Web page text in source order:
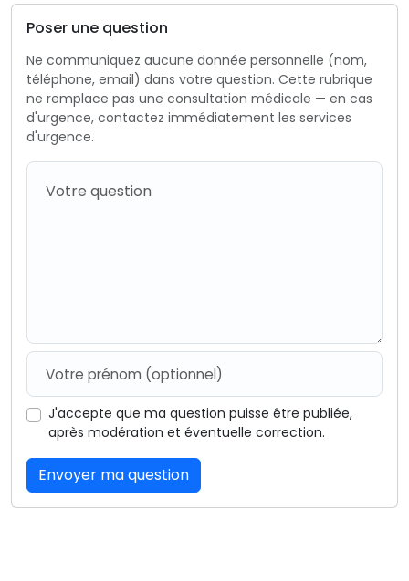
Poser une question
Ne communiquez aucune donnée personnelle (nom,
téléphone, email) dans votre question. Cette rubrique
ne remplace pas une consultation médicale — en cas
d'urgence, contactez immédiatement les services
d'urgence.
J'accepte que ma question puisse être publiée,
après modération et éventuelle correction.
Envoyer ma question